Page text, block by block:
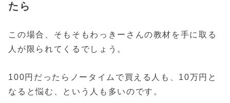
たら
この場合、そもそもわっきーさんの教材を手に取る
人が限られてくるでしょう。
100円だったらノータイムで買える人も、10万円と
なると悩む、という人も多いのです。